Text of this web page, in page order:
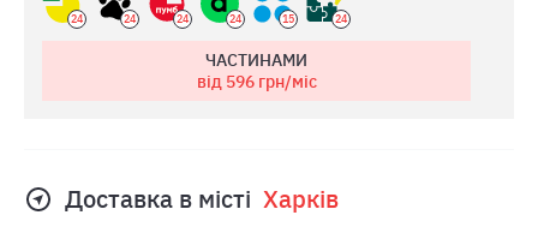
24 24 24 24 15 24
ЧАСТИНАМИ
від 596грн/міс
Доставка в місті Харкiв